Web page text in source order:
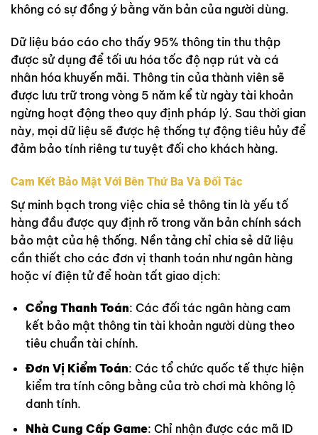
không có sự đồng ý bằng văn bản của người dùng.
Dữ liệu báo cáo cho thấy 95% thông tin thu thập
được sử dụng để tối ưu hóa tốc độ nạp rút và cá
nhân hóa khuyến mãi. Thông tin của thành viên sẽ
được lưu trữ trong vòng 5 năm kể từ ngày tài khoản
ngừng hoạt động theo quy định pháp lý. Sau thời gian
này, mọi dữ liệu sẽ được hệ thống tự động tiêu hủy để
đảm bảo tính riêng tư tuyệt đối cho khách hàng.
Cam Kết Bảo Mật Với Bên Thứ Ba Và Đối Tác
Sự minh bạch trong việc chia sẻ thông tin là yếu tố
hàng đầu được quy định rõ trong văn bản chính sách
bảo mật của hệ thống. Nền tảng chỉ chia sẻ dữ liệu
cần thiết cho các đơn vị thanh toán như ngân hàng
hoặc ví điện tử để hoàn tất giao dịch:
Cổng Thanh Toán: Các đối tác ngân hàng cam
kết bảo mật thông tin tài khoản người dùng theo
tiêu chuẩn tài chính.
Đơn Vị Kiểm Toán: Các tổ chức quốc tế thực hiện
kiểm tra tính công bằng của trò chơi mà không lộ
danh tính.
Nhà Cung Cấp Game: Chỉ nhận được các mã ID